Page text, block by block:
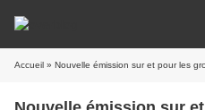
Accueil » Nouvelle émission sur et pour les